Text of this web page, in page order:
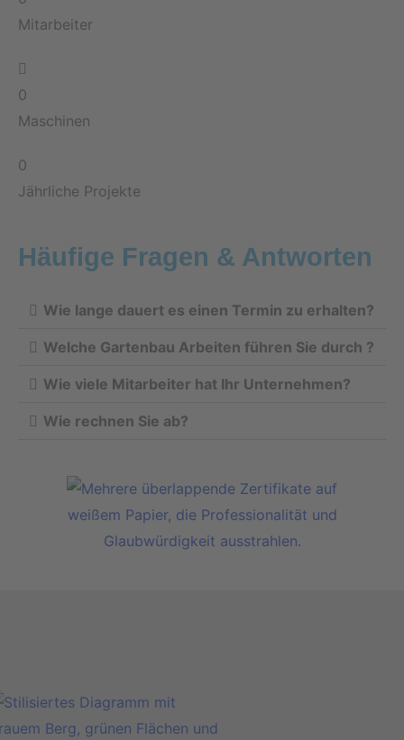
Mitarbeiter
0
Maschinen
0
Jährliche Projekte
Häufige Fragen & Antworten
Wie lange dauert es einen Termin zu erhalten?
Welche Gartenbau Arbeiten führen Sie durch ?
Wie viele Mitarbeiter hat Ihr Unternehmen?
Wie rechnen Sie ab?